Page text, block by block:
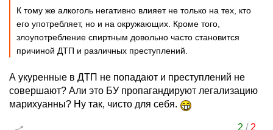
К тому же алкоголь негативно влияет не только на тех, кто
его употребляет, но и на окружающих. Кроме того,
злоупотребление спиртным довольно часто становится
причиной ДТП и различных преступлений.
А укуренные в ДТП не попадают и преступлений не
совершают? Али это БУ пропагандируют легализацию
марихуанны? Ну так, чисто для себя.
2 / 2